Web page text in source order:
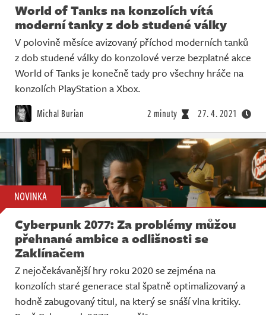
World of Tanks na konzolích vítá
moderní tanky z dob studené války
V polovině měsíce avizovaný příchod moderních tanků
z dob studené války do konzolové verze bezplatné akce
World of Tanks je konečně tady pro všechny hráče na
konzolích PlayStation a Xbox.
Michal Burian 2 minuty 27. 4. 2021
NOVINKA
Cyberpunk 2077: Za problémy můžou
přehnané ambice a odlišnosti se
Zaklínačem
Z nejočekávanější hry roku 2020 se zejména na
konzolích staré generace stal špatně optimalizovaný a
hodně zabugovaný titul, na který se snáší vlna kritiky.